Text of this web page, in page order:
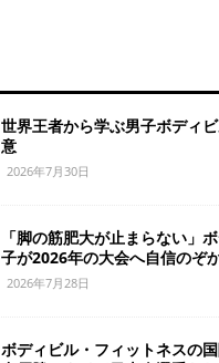
世界王者から学ぶ男子ボディ
意
2026年7月30日
「脚の筋肥大が止まらない」
子が2026年の大会へ自信のぞ
2026年7月28日
ボディビル・フィットネスの